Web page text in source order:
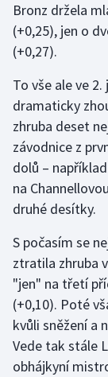
Krasobruslení
Lezení
Lyže a
Moderní
Motorsport
Olympijské hry
Parasport
Plavání
Plážový
Ragby
Bronz držela
(+0,25), jen o
(+0,27).
To vše ale ve
dramaticky
zhruba deset
závodnice z
dolů –
na
druhé desítky.
S počasím se
ztratila zhruba
"jen" na třetí
(+0,10). Poté
kvůli sněžení a
Vede tak stále
obhájkyní